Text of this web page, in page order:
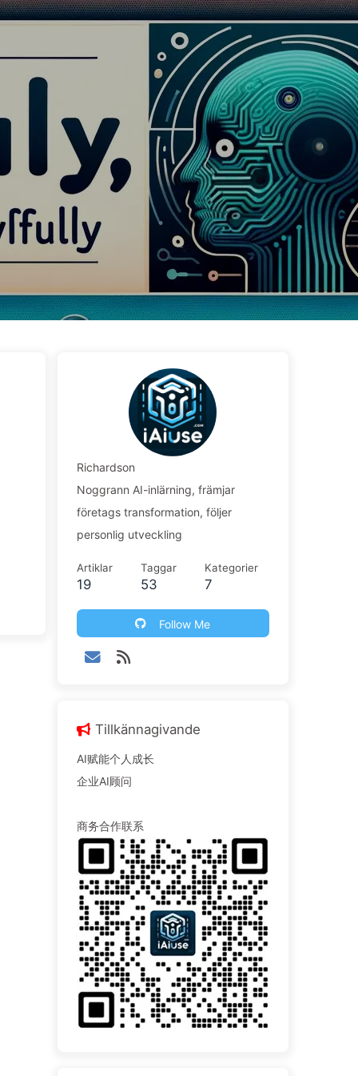
Kategorier Länkar Om oss 🇸🇪 Svenska
Richardson
Noggrann AI-inlärning, främjar
företags transformation, följer
personlig utveckling
Artiklar
19
Taggar
53
Kategorier
7
Follow Me
Tillkännagivande
AI赋能个人成长
企业AI顾问
商务合作联系